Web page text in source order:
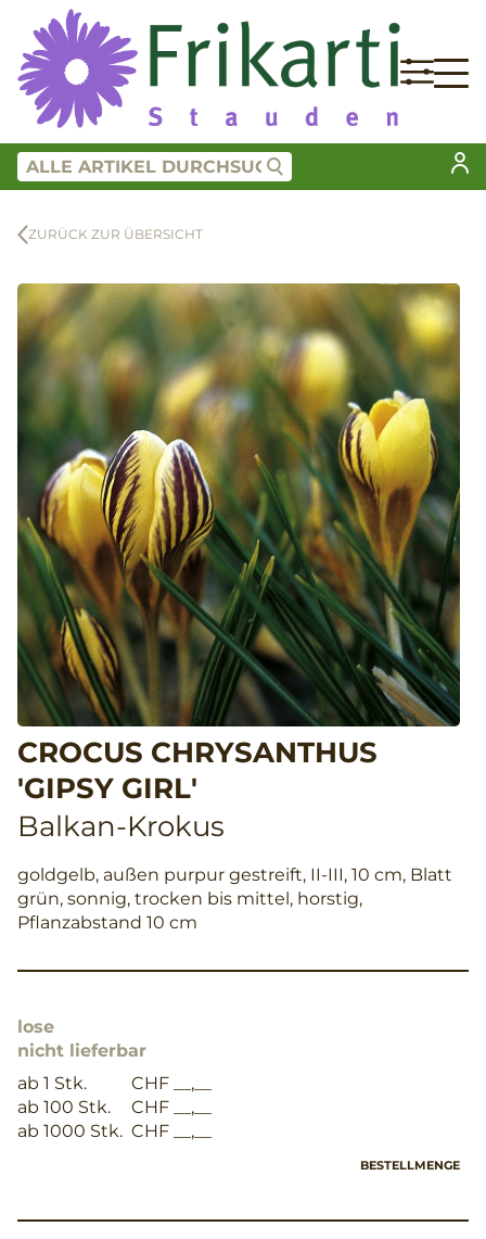
ZURÜCK ZUR ÜBERSICHT
CROCUS CHRYSANTHUS
'GIPSY GIRL'
Balkan-Krokus
goldgelb, außen purpur gestreift, II-III, 10 cm, Blatt
grün, sonnig, trocken bis mittel, horstig,
Pflanzabstand 10 cm
lose
nicht lieferbar
ab 1 Stk.
CHF __,__
ab 100 Stk.
CHF __,__
ab 1000 Stk. CHF __,__
BESTELLMENGE